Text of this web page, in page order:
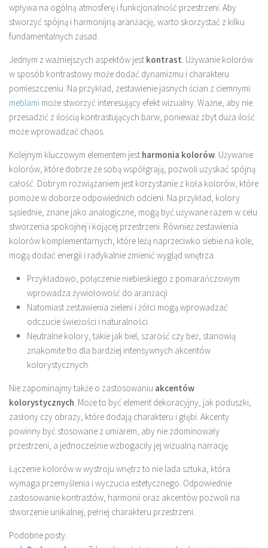
wpływa na ogólną atmosferę i funkcjonalność przestrzeni. Aby
stworzyć spójną i harmonijną aranżację, warto skorzystać z kilku
fundamentalnych zasad.
Jednym z ważniejszych aspektów jest kontrast. Używanie kolorów
w sposób kontrastowy może dodać dynamizmu i charakteru
pomieszczeniu. Na przykład, zestawienie jasnych ścian z ciemnymi
meblami może stworzyć interesujący efekt wizualny. Ważne, aby nie
przesadzić z ilością kontrastujących barw, ponieważ zbyt duża ilość
może wprowadzać chaos.
Kolejnym kluczowym elementem jest harmonia kolorów. Używanie
kolorów, które dobrze ze sobą współgrają, pozwoli uzyskać spójną
całość. Dobrym rozwiązaniem jest korzystanie z koła kolorów, które
pomoże w doborze odpowiednich odcieni. Na przykład, kolory
sąsiednie, znane jako analogiczne, mogą być używane razem w celu
stworzenia spokojnej i kojącej przestrzeni. Również zestawienia
kolorów komplementarnych, które leżą naprzeciwko siebie na kole,
mogą dodać energii i radykalnie zmienić wygląd wnętrza.
Przykładowo, połączenie niebieskiego z pomarańczowym
wprowadza żywiołowość do aranżacji.
Natomiast zestawienia zieleni i żółci mogą wprowadzać
odczucie świeżości i naturalności.
Neutralne kolory, takie jak biel, szarość czy beż, stanowią
znakomite tło dla bardziej intensywnych akcentów
kolorystycznych.
Nie zapominajmy także o zastosowaniu akcentów
kolorystycznych. Może to być element dekoracyjny, jak poduszki,
zasłony czy obrazy, które dodają charakteru i głębi. Akcenty
powinny być stosowane z umiarem, aby nie zdominowały
przestrzeni, a jednocześnie wzbogaciły jej wizualną narrację.
Łączenie kolorów w wystroju wnętrz to nie lada sztuka, która
wymaga przemyślenia i wyczucia estetycznego. Odpowiednie
zastosowanie kontrastów, harmonii oraz akcentów pozwoli na
stworzenie unikalnej, pełnej charakteru przestrzeni.
Podobne posty: